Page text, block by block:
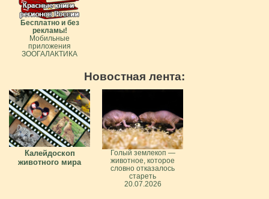
Бесплатно и без
рекламы!
Мобильные
приложения
ЗООГАЛАКТИКА
Новостная лента:
Калейдоскоп
животного мира
Голый землекоп —
животное, которое
словно отказалось
стареть
20.07.2026